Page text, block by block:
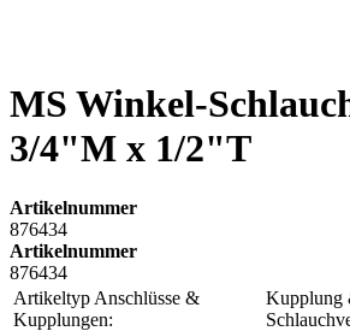
MS Winkel-
3/4"M x 1/2"T
Artikelnummer
876434
Artikelnummer
876434
Artikeltyp Anschlüsse &
Kupplungen:
Kupplung